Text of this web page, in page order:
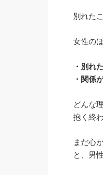
別れた
女性の
・別れ
・関係
どんな
抱く終
まだ心
と、男